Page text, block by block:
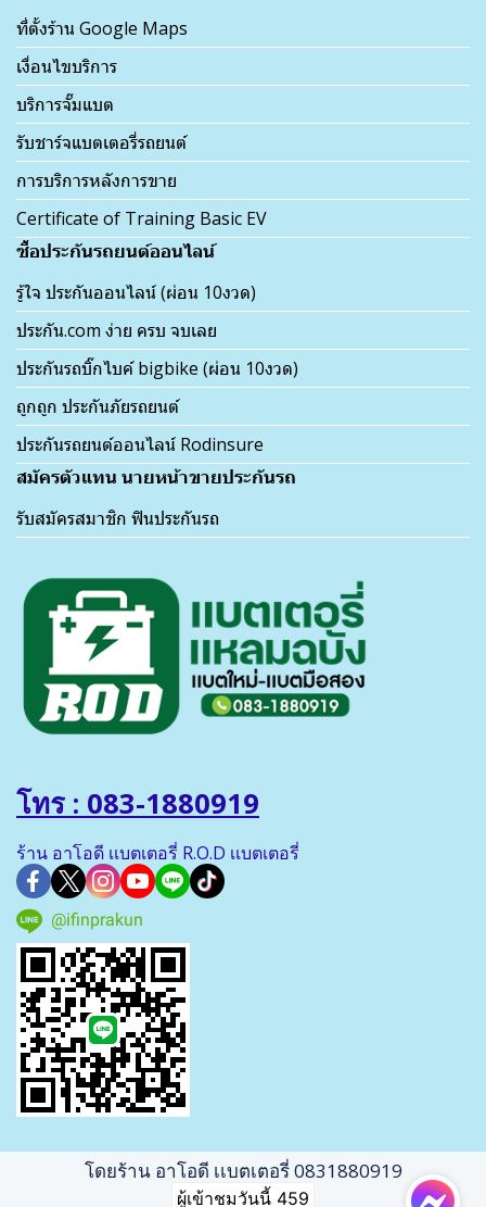
ที่ตั้งร้าน Google Maps
เงื่อนไขบริการ
บริการจั๊มแบต
รับชาร์จแบตเตอรี่รถยนต์
การบริการหลังการขาย
Certificate of Training Basic EV
ซื้อประกันรถยนต์ออนไลน์
รู้ใจ ประกันออนไลน์ (ผ่อน 10งวด)
ประกัน.com ง่าย ครบ จบเลย
ประกันรถบิ๊กไบค์ bigbike (ผ่อน 10งวด)
ถูกถูก ประกันภัยรถยนต์
ประกันรถยนต์ออนไลน์ Rodinsure
สมัครตัวแทน นายหน้าขายประกันรถ
รับสมัครสมาชิก ฟินประกันรถ
โทร : 083-1880919
ร้าน อาโอดี เเบตเตอรี่ R.O.D เเบตเตอรี่
@ifinprakun
โดยร้าน อาโอดี เเบตเตอรี่ 0831880919
ผู้เข้าชมวันนี้ 459